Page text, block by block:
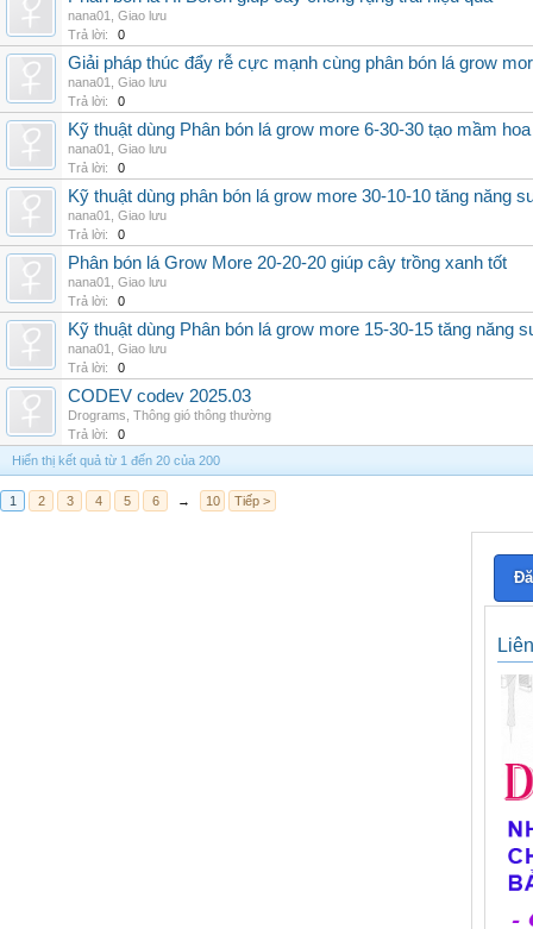
nana01
Giao lưu
Trả lời:
0
Giải pháp thúc đẩy rễ cực mạnh cùng phân bón lá grow
nana01
Giao lưu
Trả lời:
0
Kỹ thuật dùng Phân bón lá grow more 6-30-30 tạo mầm hoa
nana01
Giao lưu
Trả lời:
0
Kỹ thuật dùng phân bón lá grow more 30-10-10 tăng năng
nana01
Giao lưu
Trả lời:
0
Phân bón lá Grow More 20-20-20 giúp cây trồng xanh tốt
nana01
Giao lưu
Trả lời:
0
Kỹ thuật dùng Phân bón lá grow more 15-30-15 tăng năng
nana01
Giao lưu
Trả lời:
0
CODEV codev 2025.03
Drograms Thông gió thông thường
Trả lời:
0
Hiển thị kết quả từ 1 đến 20 của 200
1 2 3 4 5 6 → 10 Tiếp >